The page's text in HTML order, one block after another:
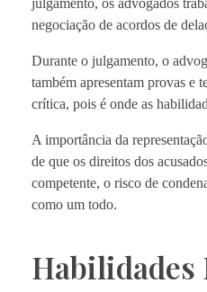
negociação de acordos de
Durante o julgamento, o
também apresentam provas e
crítica, pois é onde as
A importância da
de que os direitos dos
competente, o risco de
como um todo.
Habilidades